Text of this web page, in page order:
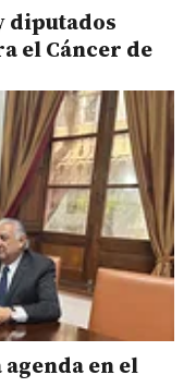
diputados
el Cáncer de
en el